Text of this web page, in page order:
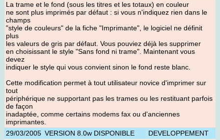
La trame et le fond (sous les titres et les totaux) en couleur
ne sont plus imprimés par défaut : si vous n'indiquez rien dans le
champs
"style de couleurs" de la fiche "Imprimante", le logiciel ne définit
plus
les valeurs de gris par défaut. Vous pouviez déjà les supprimer
en choisissant le style "Sans fond ni trame". Maintenant vous
devez
indiquer le style qui vous convient sinon le fond reste blanc.
Cette modification permet à tout utilisateur novice d'imprimer sur
tout
périphérique ne supportant pas les trames ou les restituant parfois
de façon
inadaptée, comme certains modems fax ou d'anciennes
imprimantes.
29/03/2005 VERSION 8.0w DISPONIBLE
DEVELOPPEMENT